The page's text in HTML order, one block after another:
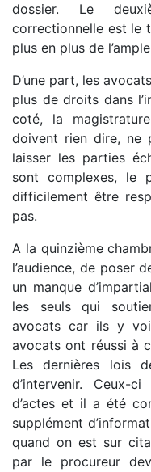
dossier. Le
correctionnelle est le
plus en plus de
D’une part, les
plus de droits dans
coté, la
doivent rien dire, ne
laisser les parties
sont complexes, le
difficilement être
pas.
A la quinzième
l’audience, de poser
un manque
les seuls qui
avocats car ils y
avocats ont réussi à
Les dernières lois
d’intervenir. Ceux-
d’actes et il a été
supplément
quand on est sur
par le procureur